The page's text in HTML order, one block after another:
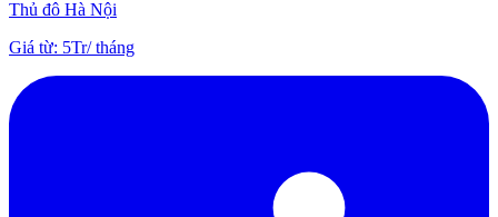
Thủ đô Hà Nội
Giá từ: 5Tr/tháng